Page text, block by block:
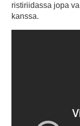
ristiriidassa jopa
kanssa.